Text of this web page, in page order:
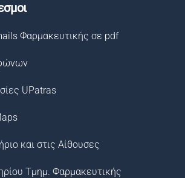
Φαρμακευτικής σε pdf
UPatras
και στις Αίθουσες
Τμημ. Φαρμακευτικής